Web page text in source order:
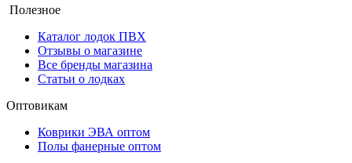
Полезное
Каталог лодок ПВХ
Отзывы о магазине
Все бренды магазина
Статьи о лодках
Оптовикам
Коврики ЭВА оптом
Полы фанерные оптом